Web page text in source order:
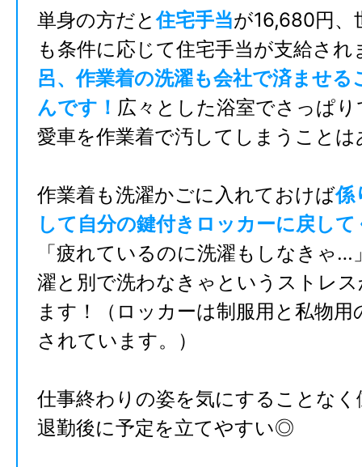
単身の方だと住宅手当が16,680円、
も条件に応じて住宅手当が支給され
呂、作業着の洗濯も会社で済ませる
んです！ 広々とした浴室でさっぱ
愛車を作業着で汚してしまうこと
作業着も洗濯かごに入れておけば係
して自分の鍵付きロッカーに戻し
「疲れているのに洗濯もしなきゃ…
濯と別で洗わなきゃというストレ
ます！（ロッカーは制服用と私物用
されています。）
仕事終わりの姿を気にすることな
退勤後に予定を立てやすい◎